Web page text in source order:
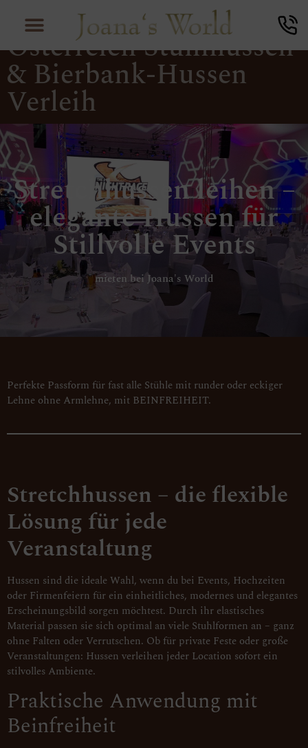
Hussen Verleih
Österreich Stuhlhussen
& Bierbank-Hussen
Verleih
Stretchhussen leihen –
elegante Hussen für
Stillvolle Events
mieten bei Joana's World
Perfekte Passform für fast alle Stühle mit runder oder eckiger
Lehne ohne Armlehne, mit BEINFREIHEIT.
Stretchhussen – die flexible
Lösung für jede
Veranstaltung
Hussen sind die ideale Wahl, wenn du bei Events, Hochzeiten
oder Firmenfeiern für ein einheitliches, modernes und elegantes
Erscheinungsbild sorgen möchtest. Durch ihr elastisches
Material passen sie sich optimal an viele Stuhlformen an – ganz
ohne Falten oder Verrutschen. Ob für private Feste oder große
Veranstaltungen: Hussen verleihen jeder Location sofort ein
stilvolles Ambiente.
Praktische Anwendung mit
Beinfreiheit